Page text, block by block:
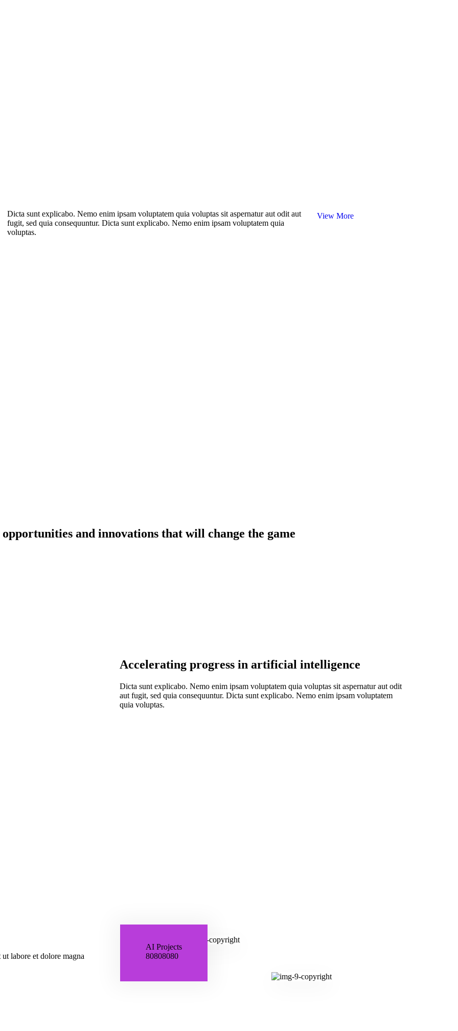
Dicta sunt explicabo. Nemo enim ipsam voluptatem quia voluptas sit aspernatur aut odit aut
fugit, sed quia consequuntur. Dicta sunt explicabo. Nemo enim ipsam voluptatem quia
voluptas.
View More
opportunities and innovations that will change the game
Accelerating progress in artificial intelligence
Dicta sunt explicabo. Nemo enim ipsam voluptatem quia voluptas sit aspernatur aut odit
aut fugit, sed quia consequuntur. Dicta sunt explicabo. Nemo enim ipsam voluptatem
quia voluptas.
labore et dolore magna
AI Projects
80808080